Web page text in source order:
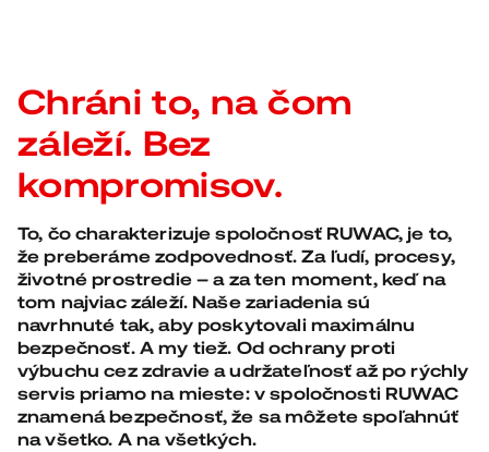
Chráni to, na čom
záleží. Bez
kompromisov.
To, čo charakterizuje spoločnosť RUWAC, je to,
že preberáme zodpovednosť. Za ľudí, procesy,
životné prostredie – a za ten moment, keď na
tom najviac záleží. Naše zariadenia sú
navrhnuté tak, aby poskytovali maximálnu
bezpečnosť. A my tiež. Od ochrany proti
výbuchu cez zdravie a udržateľnosť až po rýchly
servis priamo na mieste: v spoločnosti RUWAC
znamená bezpečnosť, že sa môžete spoľahnúť
na všetko. A na všetkých.